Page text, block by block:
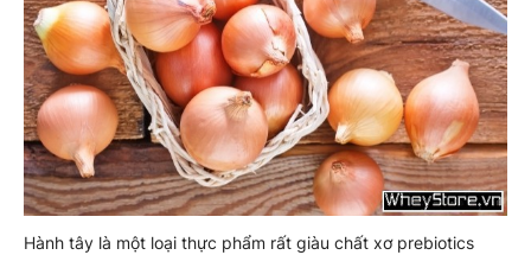
Hành tây là một loại thực phẩm rất giàu chất xơ prebiotics